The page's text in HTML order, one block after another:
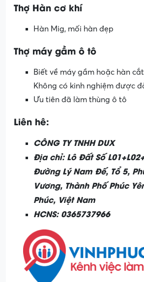
Thợ Hàn cơ khí
Hàn Mig, mối hàn đẹp
Thợ máy gầm ô tô
Biết về máy gầm hoặc hàn
Không có kinh nghiệm được
Ưu tiên đã làm thùng ô tô
Liên hê:
CÔNG TY TNHH DUX
Địa chỉ: Lô Đất Số
Đường Lý Nam Đế, Tổ 5,
Vương, Thành Phố Phúc
Phúc, Việt Nam
HCNS: 0365737966